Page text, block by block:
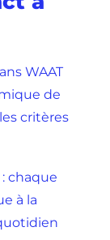
WAAT
de
critères
: chaque
à la